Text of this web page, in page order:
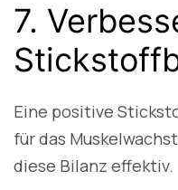
7.
Eine positive
für das
diese Bilanz effektiv.